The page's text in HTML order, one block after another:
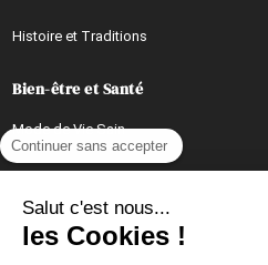
Continuer sans accepter
Salut c'est nous...
les Cookies !
Histoire et Traditions
Bien-être et Santé
Mode de Vie Sain
Activités Relaxantes